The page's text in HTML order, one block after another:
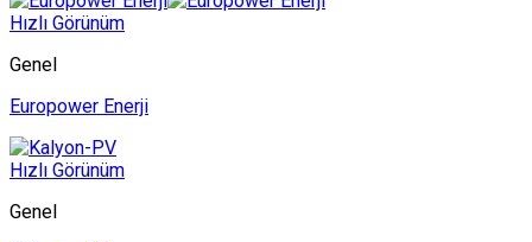
Hızlı Görünüm
Genel
Europower Enerji
Hızlı Görünüm
Genel